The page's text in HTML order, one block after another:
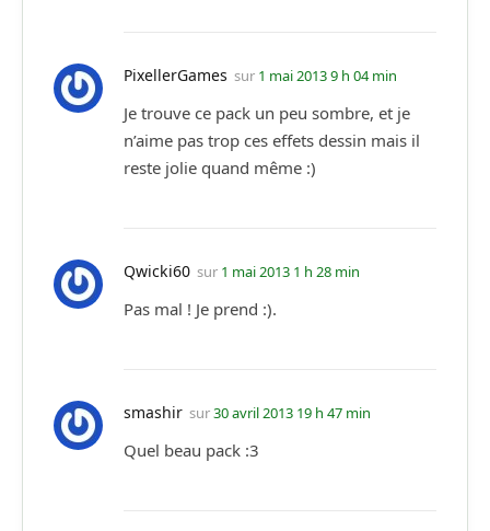
PixellerGames sur 1 mai 2013 9 h 04 min
Je trouve ce pack un peu sombre, et je
n’aime pas trop ces effets dessin mais il
reste jolie quand même :)
Qwicki60 sur 1 mai 2013 1 h 28 min
Pas mal ! Je prend :).
smashir sur30 avril 2013 19 h 47 min
Quel beau pack :3